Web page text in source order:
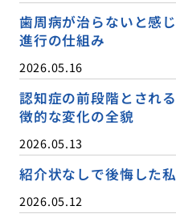
歯周病が治らないと感
進行の仕組み
2026.05.16
認知症の前段階とされ
徴的な変化の全貌
2026.05.13
紹介状なしで後悔した
2026.05.12